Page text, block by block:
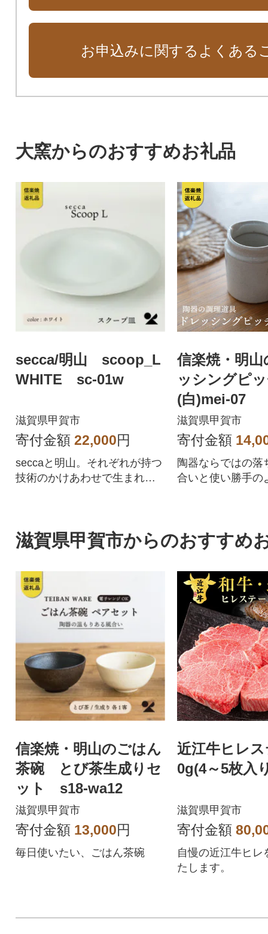
お申込みに関するよくある
大窯からのおすすめお礼品
secca/明山 scoop_L
WHITE sc-01w
滋賀県甲賀市
寄付金額 22,000円
seccaと明山。それぞれが持つ
技術のかけあわせで生まれる
信楽焼・明
ッシングピ
(白)mei-07
滋賀県甲賀市
寄付金額
陶器ならではの落
合いと使い勝手の
滋賀県甲賀市からのおすすめ
信楽焼・明山のごはん
茶碗 とび茶生成りセ
ット s18-wa12
滋賀県甲賀市
寄付金額 13,000円
毎日使いたい、ごはん茶碗
近江牛ヒレ
0g(4～5枚入
滋賀県甲賀市
寄付金額
自慢の近江牛ヒレ
たします。